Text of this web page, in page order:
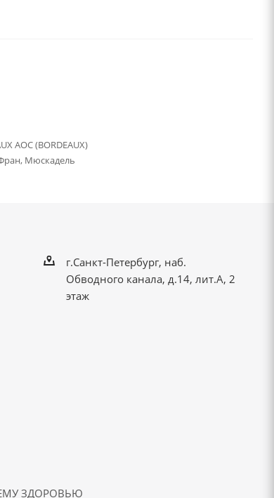
AOC (BORDEAUX)
Мюскадель
г.Санкт-Петербург, наб.
Обводного канала, д.14, лит.А, 2
этаж
ЗДОРОВЬЮ